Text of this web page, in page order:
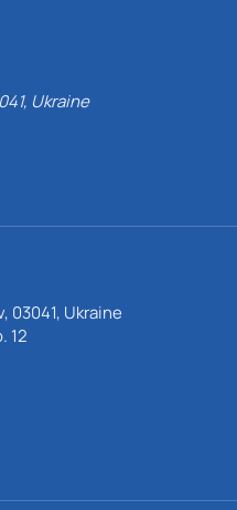
Ukraine
03041, Ukraine
12